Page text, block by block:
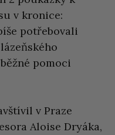
v kronice:
potřebovali
pomoci
v Praze
Aloise Dryáka,